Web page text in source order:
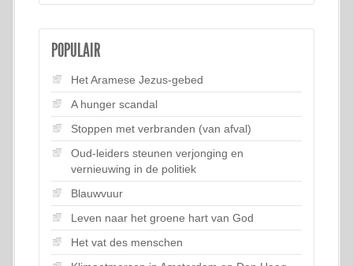
POPULAIR
Het Aramese Jezus-gebed
A hunger scandal
Stoppen met verbranden (van afval)
Oud-leiders steunen verjonging en
vernieuwing in de politiek
Blauwvuur
Leven naar het groene hart van God
Het vat des menschen